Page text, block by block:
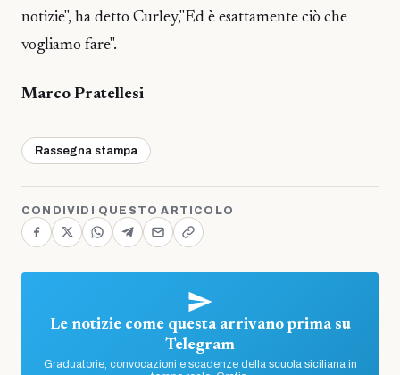
notizie", ha detto Curley,"Ed è esattamente ciò che
vogliamo fare".
Marco Pratellesi
Rassegna stampa
CONDIVIDI QUESTO ARTICOLO
Le notizie come questa arrivano prima su
Telegram
Graduatorie, convocazioni e scadenze della scuola siciliana in